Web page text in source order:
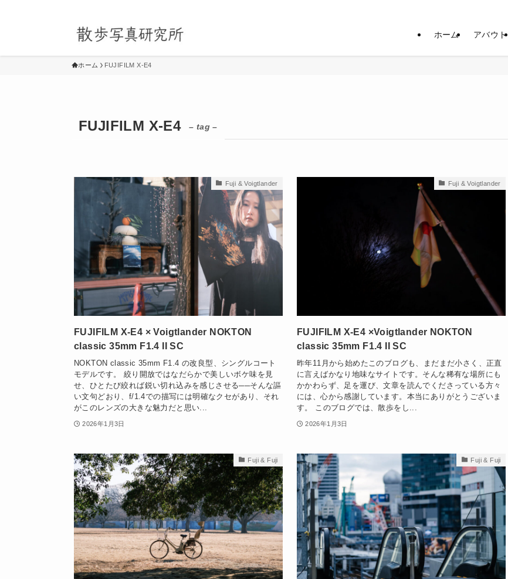
ホーム アバウト
ホーム FUJIFILM X-E4
FUJIFILM X-E4 – tag –
Fuji & Voigtlander
FUJIFILM X-E4 × Voigtlander NOKTON
classic 35mm F1.4 II SC
NOKTON classic 35mm F1.4 の改良型、シングルコート
モデルです。 絞り開放ではなだらかで美しいボケ味を見
せ、ひとたび絞れば鋭い切れ込みを感じさせる──そんな謳
い文句どおり、f/1.4での描写には明確なクセがあり、それ
がこのレンズの大きな魅力だと思い...
2026年1月3日
Fuji & Voigtlander
FUJIFILM X-E4 ×Voigtlander NOKTON
classic 35mm F1.4 II SC
昨年11月から始めたこのブログも、まだまだ小さく、正直
に言えばかなり地味なサイトです。そんな稀有な場所にも
かかわらず、足を運び、文章を読んでくださっている方々
には、心から感謝しています。本当にありがとうございま
す。 このブログでは、散歩をし...
2026年1月3日
Fuji & Fuji Fuji & Fuji